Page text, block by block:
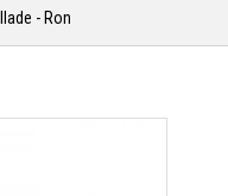
- Ron